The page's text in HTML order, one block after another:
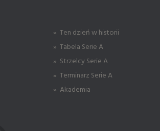
» Ten dzień w historii
» Tabela Serie A
» Strzelcy Serie A
» Terminarz Serie A
» Akademia